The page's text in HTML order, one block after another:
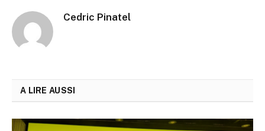
Cedric Pinatel
A LIRE AUSSI